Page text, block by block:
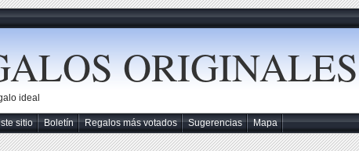
ORIGINALES
ideal
sitio Boletín Regalos más votados Sugerencias Mapa